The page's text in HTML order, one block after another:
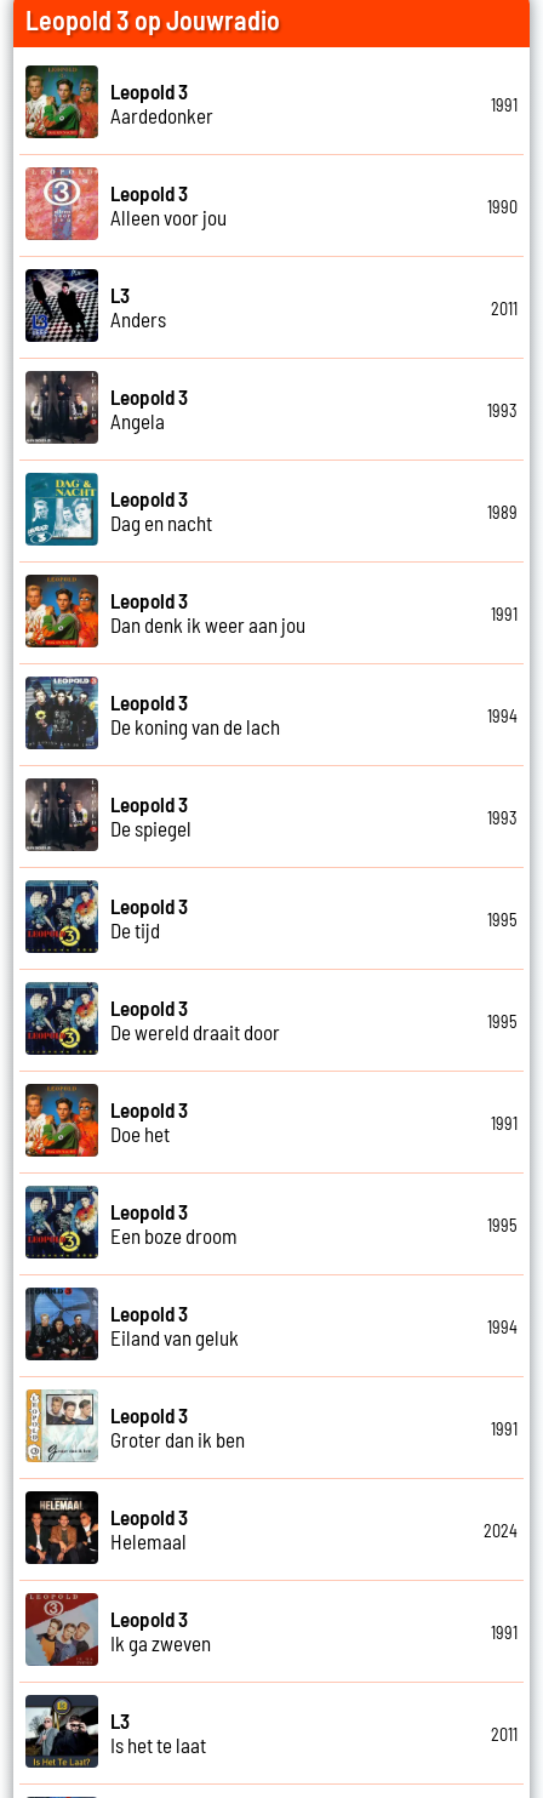
Leopold 3 op Jouwradio
Leopold 3
Aardedonker
1991
Leopold 3
Alleen voor jou
1990
L3
Anders
2011
Leopold 3
Angela
1993
Leopold 3
Dag en nacht
1989
Leopold 3
Dan denk ik weer aan jou
1991
Leopold 3
De koning van de lach
1994
Leopold 3
De spiegel
1993
Leopold 3
De tijd
1995
Leopold 3
De wereld draait door
1995
Leopold 3
Doe het
1991
Leopold 3
Een boze droom
1995
Leopold 3
Eiland van geluk
1994
Leopold 3
Groter dan ik ben
1991
Leopold 3
Helemaal
2024
Leopold 3
Ik ga zweven
1991
L3
Is het te laat
2011